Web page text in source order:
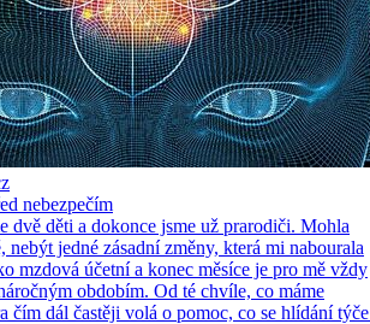
nebezpečím
dvě děti a dokonce jsme už prarodiči. Mohla
nebýt jedné zásadní změny, která mi nabourala
mzdová účetní a konec měsíce je pro mě vždy
obdobím. Od té chvíle, co máme
čím dál častěji volá o pomoc, co se hlídání